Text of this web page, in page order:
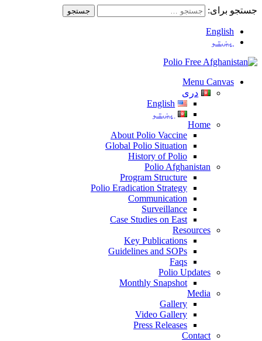
جستجو برای:
English
پښتو
Menu Canvas
دری
English
پښتو
Home
About Polio Vaccine
Global Polio Situation
History of Polio
Polio Afghanistan
Program Structure
Polio Eradication Strategy
Communication
Surveillance
Case Studies on East
Resources
Key Publications
Guidelines and SOPs
Faqs
Polio Updates
Monthly Snapshot
Media
Gallery
Video Gallery
Press Releases
Contact